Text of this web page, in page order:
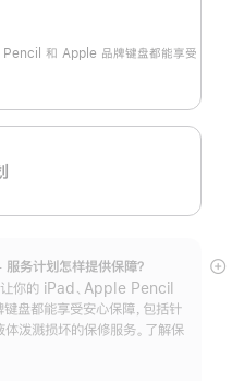
Pencil 和 Apple 品牌键盘都能享受
务计划怎样提供保⁠障？
让你的 iPad、Apple Pencil
盘都能享受安心保障，包括针
体泼溅损坏的保修服务。了解保
展